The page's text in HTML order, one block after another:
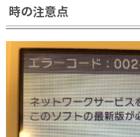
時の注意点